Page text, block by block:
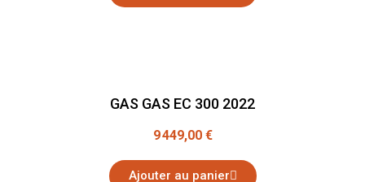
GAS GAS EC 300 2022
9 449,00 €
Ajouter au panier